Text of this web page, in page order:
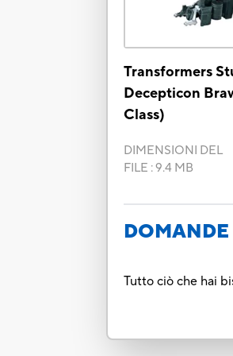
Transformers
Decepticon
Class)
DIMENSIONI DEL
FILE :9.4 MB
Tutto ciò che hai